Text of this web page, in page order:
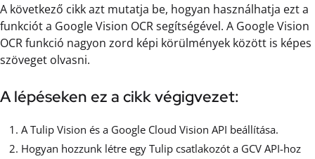
A következő cikk azt mutatja be, hogyan használhatja ezt a
funkciót a Google Vision OCR segítségével. A Google Vision
OCR funkció nagyon zord képi körülmények között is képes
szöveget olvasni.
A lépéseken ez a cikk végigvezet:
A Tulip Vision és a Google Cloud Vision API beállítása.
Hogyan hozzunk létre egy Tulip csatlakozót a GCV API-hoz